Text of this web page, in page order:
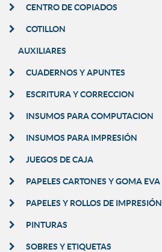
CENTRO DE COPIADOS
COTILLON
AUXILIARES
CUADERNOS Y APUNTES
ESCRITURA Y CORRECCION
INSUMOS PARA COMPUTACION
INSUMOS PARA IMPRESIÓN
JUEGOS DE CAJA
PAPELES CARTONES Y GOMA EVA
PAPELES Y ROLLOS DE IMPRESIÓN
PINTURAS
SOBRES Y ETIQUETAS